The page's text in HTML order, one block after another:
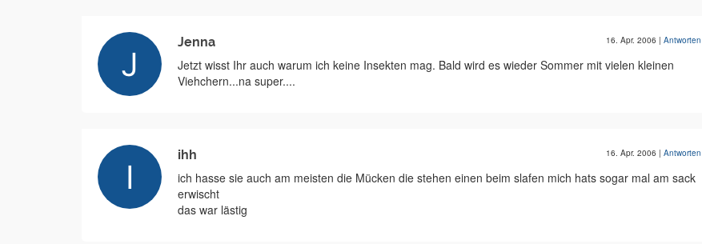
Jenna 16. Apr. 2006 | Antworten
Jetzt wisst Ihr auch warum ich keine Insekten mag. Bald wird es wieder Sommer mit vielen kleinen
Viehchern...na super....
ihh 16. Apr. 2006 | Antworten
ich hasse sie auch am meisten die Mücken die stehen einen beim slafen mich hats sogar mal am sack
erwischt
das war lästig